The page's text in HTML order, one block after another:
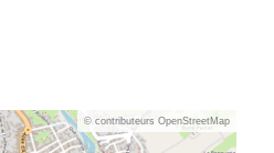
© contributeurs OpenStreetMap